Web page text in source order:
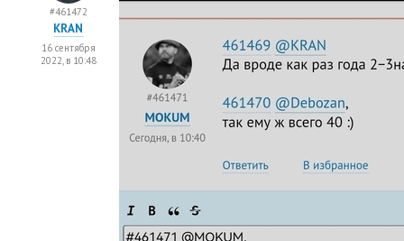
#461472
KRAN
16 сентября
2022, в 10:48